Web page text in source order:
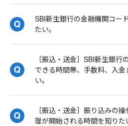
SBI新生銀行の金融機関コー
たい。
［振込・送金］SBI新生銀
できる時間帯、手数料、入
い。
［振込・送金］振り込みの
理が開始される時間を知りた